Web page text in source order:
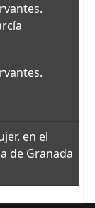
en el
de Granada